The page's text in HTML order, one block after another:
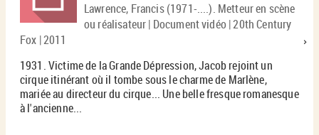
Lawrence, Francis (1971-....). Metteur en scène
ou réalisateur | Document vidéo | 20th Century
Fox | 2011
1931. Victime de la Grande Dépression, Jacob rejoint un
cirque itinérant où il tombe sous le charme de Marlène,
mariée au directeur du cirque... Une belle fresque romanesque
à l'ancienne...